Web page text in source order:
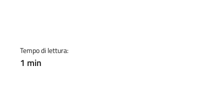
Tempo di lettura:
1 min